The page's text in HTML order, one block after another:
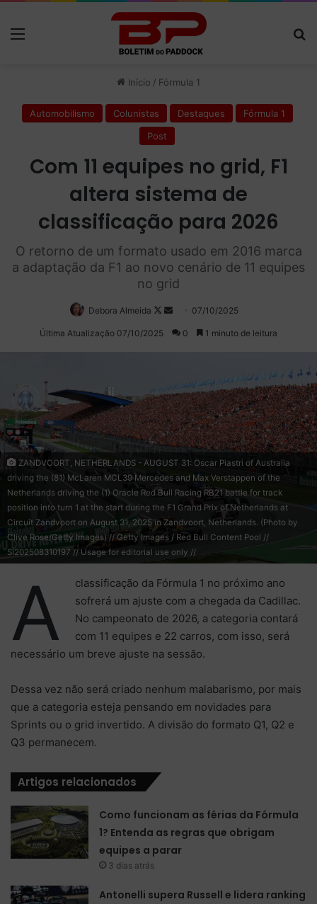
Início / Fórmula 1
Automobilismo Colunistas Destaques
Fórmula 1
Post
Com 11 equipes no grid, F1
altera sistema de
classificação para 2026
O retorno de um formato usado em 2016 marca
a adaptação da F1 ao novo cenário de 11 equipes
no grid
Debora Almeida
Follow
on
Mande
um
07/10/2025
Última Atualização 07/10/2025 0 1 minuto de leitura
ZANDVOORT, NETHERLANDS - AUGUST 31: Oscar Piastri of Australia
driving the (81) McLaren MCL39 Mercedes and Max Verstappen of the
Netherlands driving the (1) Oracle Red Bull Racing RB21 battle for track
position into turn 1 at the start during the F1 Grand Prix of Netherlands at
Circuit Zandvoort on August 31, 2025 in Zandvoort, Netherlands. (Photo by
Clive Rose/Getty Images) // Getty Images / Red Bull Content Pool //
SI202508310197 // Usage for editorial use only //
A
classificação da Fórmula 1 no próximo ano
sofrerá um ajuste com a chegada da Cadillac.
No campeonato de 2026, a categoria contará
com 11 equipes e 22 carros, com isso, será
necessário um breve ajuste na sessão.
Dessa vez não será criado nenhum malabarismo, por mais
que a categoria esteja pensando em novidades para
Sprints ou o grid invertido. A divisão do formato Q1, Q2 e
Q3 permanecem.
Artigos relacionados
Como funcionam as férias da Fórmula
1? Entenda as regras que obrigam
equipes a parar
3 dias atrás
Antonelli supera Russell e lidera ranking